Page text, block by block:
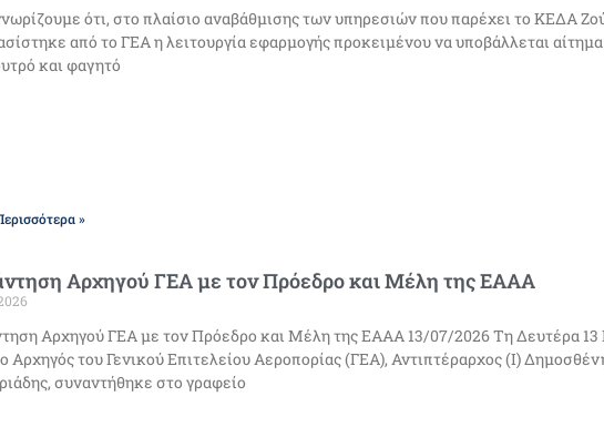
ότι, στο πλαίσιο αναβάθμισης των υπηρεσιών που παρέχει το ΚΕΔΑ
από το ΓΕΑ η λειτουργία εφαρμογής προκειμένου να υποβάλλεται
και φαγητό
»
Αρχηγού ΓΕΑ με τον Πρόεδρο και Μέλη της ΕΑΑΑ
Αρχηγού ΓΕΑ με τον Πρόεδρο και Μέλη της ΕΑΑΑ 13/07/2026 Τη Δευτέρα 13
Αρχηγός του Γενικού Επιτελείου Αεροπορίας (ΓΕΑ), Αντιπτέραρχος (Ι)
συναντήθηκε στο γραφείο